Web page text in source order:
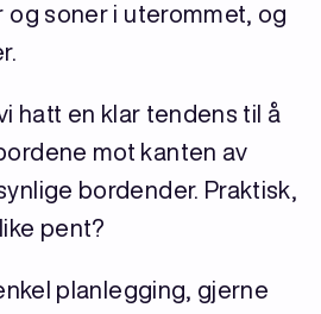
og soner i uterommet, og
hatt en klar tendens til å
mot kanten av
bordender. Praktisk,
pent?
planlegging, gjerne